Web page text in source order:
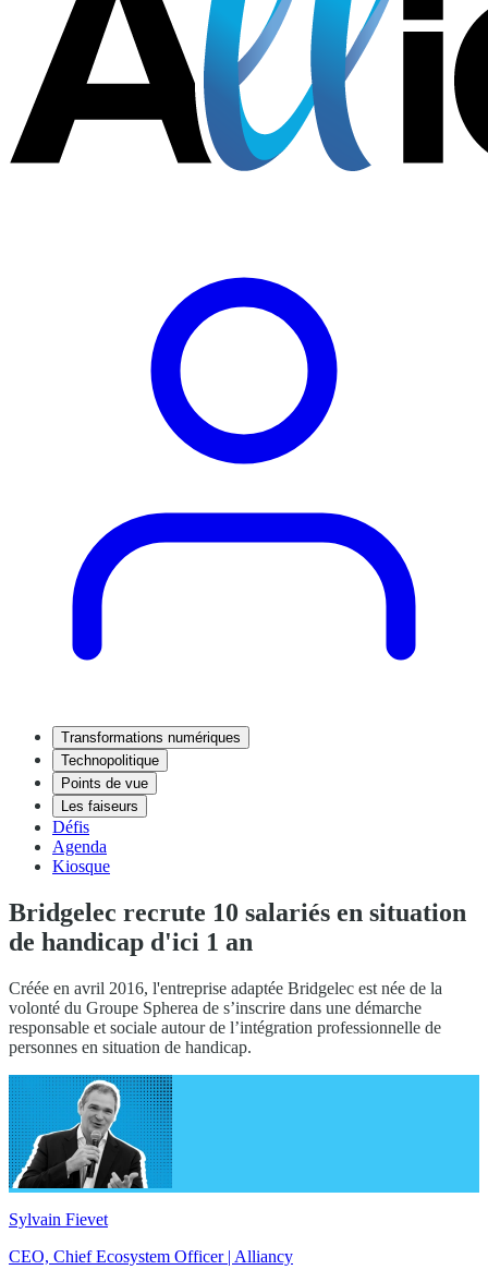
Transformations numériques
Technopolitique
Points de vue
Les faiseurs
Défis
Agenda
Kiosque
Bridgelec recrute 10 salariés en situation
de handicap d'ici 1 an
Créée en avril 2016, l'entreprise adaptée Bridgelec est née de la
volonté du Groupe Spherea de s’inscrire dans une démarche
responsable et sociale autour de l’intégration professionnelle de
personnes en situation de handicap.
Sylvain Fievet
CEO, Chief Ecosystem Officer | Alliancy